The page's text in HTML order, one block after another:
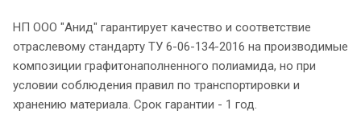
НП ООО "Анид" гарантирует качество и соответствие
отраслевому стандарту ТУ 6-06-134-2016 на производимые
композиции графитонаполненного полиамида, но при
условии соблюдения правил по транспортировки и
хранению материала. Срок гарантии - 1 год.